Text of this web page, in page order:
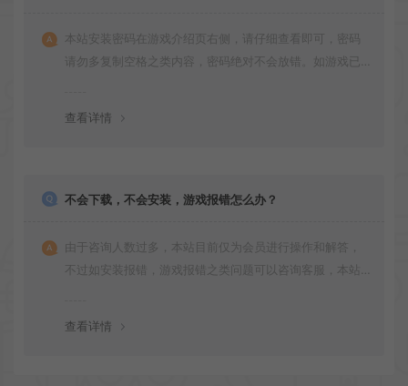
本站安装密码在游戏介绍页右侧，请仔细查看即可，密码
请勿多复制空格之类内容，密码绝对不会放错。如游戏已
查看详情
不会下载，不会安装，游戏报错怎么办？
由于咨询人数过多，本站目前仅为会员进行操作和解答，
不过如安装报错，游戏报错之类问题可以咨询客服，本站
查看详情